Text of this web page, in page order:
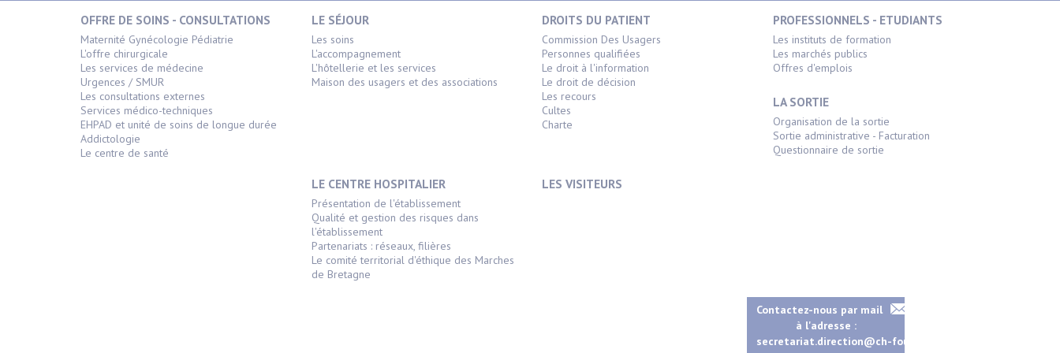
OFFRE DE SOINS - CONSULTATIONS
Maternité Gynécologie Pédiatrie
L'offre chirurgicale
Les services de médecine
Urgences / SMUR
Les consultations externes
Services médico-techniques
EHPAD et unité de soins de longue durée
Addictologie
Le centre de santé
LE SÉJOUR
Les soins
L'accompagnement
L'hôtellerie et les services
Maison des usagers et des associations
DROITS DU PATIENT
Commission Des Usagers
Personnes qualifiées
Le droit à l'information
Le droit de décision
Les recours
Cultes
Charte
PROFESSIONNELS - ETUDIANTS
Les instituts de formation
Les marchés publics
Offres d'emplois
LA SORTIE
Organisation de la sortie
Sortie administrative - Facturation
Questionnaire de sortie
LE CENTRE HOSPITALIER
Présentation de l'établissement
Qualité et gestion des risques dans
l'établissement
Partenariats : réseaux, filières
Le comité territorial d'éthique des Marches
de Bretagne
LES VISITEURS
Contactez-nous par mail
à l'adresse :
secretariat.direction@ch-fougeres.fr